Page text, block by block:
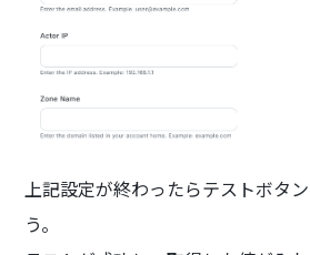
上記設定が終わったらテストボタ
う。